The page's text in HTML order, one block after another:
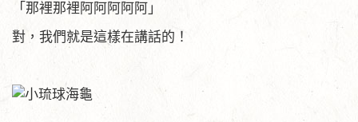
「那裡那裡阿阿阿阿阿」
對，我們就是這樣在講話的！